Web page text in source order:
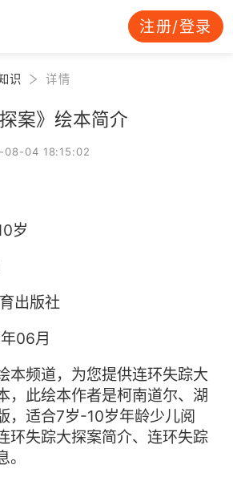
注册/登录
识 详情
案》绘本简介
04 18:15:02
岁
出版社
06月
本频道，为您提供连环失踪大
，此绘本作者是柯南道尔、湖
，适合7岁-10岁年龄少儿阅
环失踪大探案简介、连环失踪